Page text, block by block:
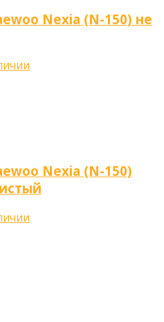
Nexia (N-150) не
Nexia (N-150)